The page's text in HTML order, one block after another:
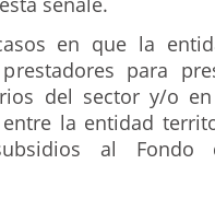
en que la
para
del sector y/o
la entidad
al Fondo